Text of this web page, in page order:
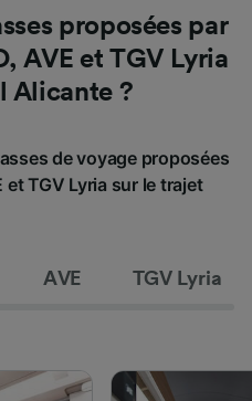
proposées par
AVE et TGV Lyria
Alicante ?
de voyage proposées
et TGV Lyria sur le trajet
AVE TGV Lyria